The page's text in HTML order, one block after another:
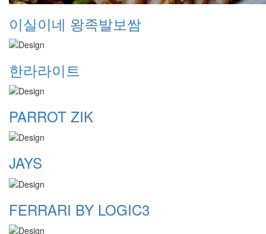
이실이네 왕족발보쌈
한라라이트
PARROT ZIK
JAYS
FERRARI BY LOGIC3